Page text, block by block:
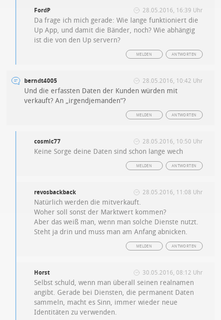
FordP 28.05.2016, 16:39 Uhr
Da frage ich mich gerade: Wie lange funktioniert die
Up App, und damit die Bänder, noch? Wie abhängig
ist die von den Up servern?
ANTWORTEN
MELDEN
berndt4005 28.05.2016, 10:42 Uhr
Und die erfassten Daten der Kunden würden mit
verkauft? An „irgendjemanden“?
ANTWORTEN
MELDEN
cosmic77 28.05.2016, 10:50 Uhr
Keine Sorge deine Daten sind schon lange wech
ANTWORTEN
MELDEN
revosbackback 28.05.2016, 11:08 Uhr
Natürlich werden die mitverkauft.
Woher soll sonst der Marktwert kommen?
Aber das weiß man, wenn man solche Dienste nutzt.
Steht ja drin und muss man am Anfang abnicken.
ANTWORTEN
MELDEN
Horst 30.05.2016, 08:12 Uhr
Selbst schuld, wenn man überall seinen realnamen
angibt. Gerade bei Diensten, die permanent Daten
sammeln, macht es Sinn, immer wieder neue
Identitäten zu verwenden.